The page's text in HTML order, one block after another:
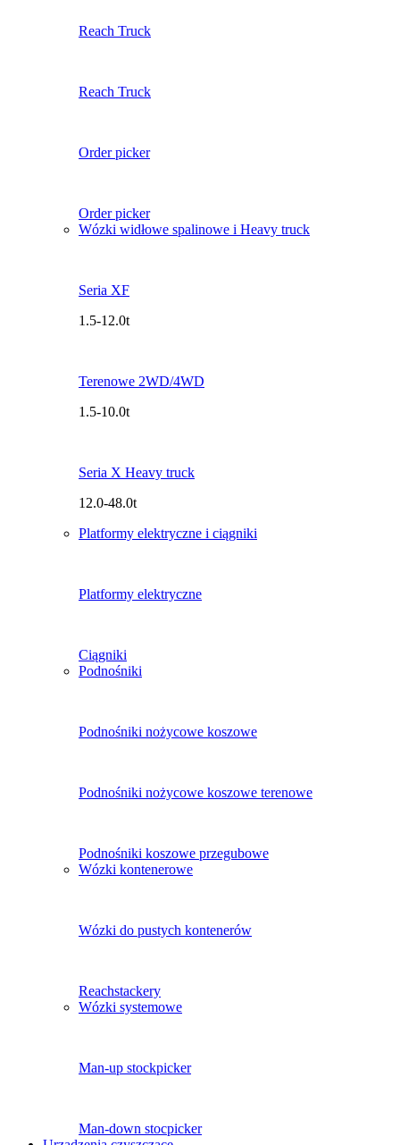
Reach Truck
Reach Truck
Order picker
Order picker
Wózki widłowe spalinowe i Heavy truck
Seria XF
1.5-12.0t
Terenowe 2WD/4WD
1.5-10.0t
Seria X Heavy truck
12.0-48.0t
Platformy elektryczne i ciągniki
Platformy elektryczne
Ciągniki
Podnośniki
Podnośniki nożycowe koszowe
Podnośniki nożycowe koszowe terenowe
Podnośniki koszowe przegubowe
Wózki kontenerowe
Wózki do pustych kontenerów
Reachstackery
Wózki systemowe
Man-up stockpicker
Man-down stocpicker